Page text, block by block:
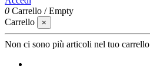
0 Carrello /Empty
Carrello
×
Non ci sono più articoli nel tuo carrello